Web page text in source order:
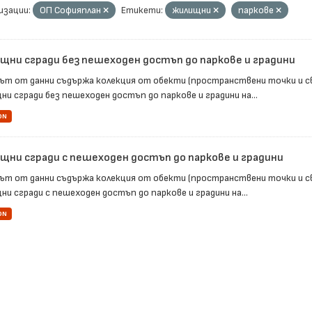
ОП Софияплан Етикети: жилищни паркове
сгради без пешеходен достъп до паркове и градини
от данни съдържа колекция от обекти (пространствени точки и
сгради без пешеходен достъп до паркове и градини на...
сгради с пешеходен достъп до паркове и градини
от данни съдържа колекция от обекти (пространствени точки и
сгради с пешеходен достъп до паркове и градини на...